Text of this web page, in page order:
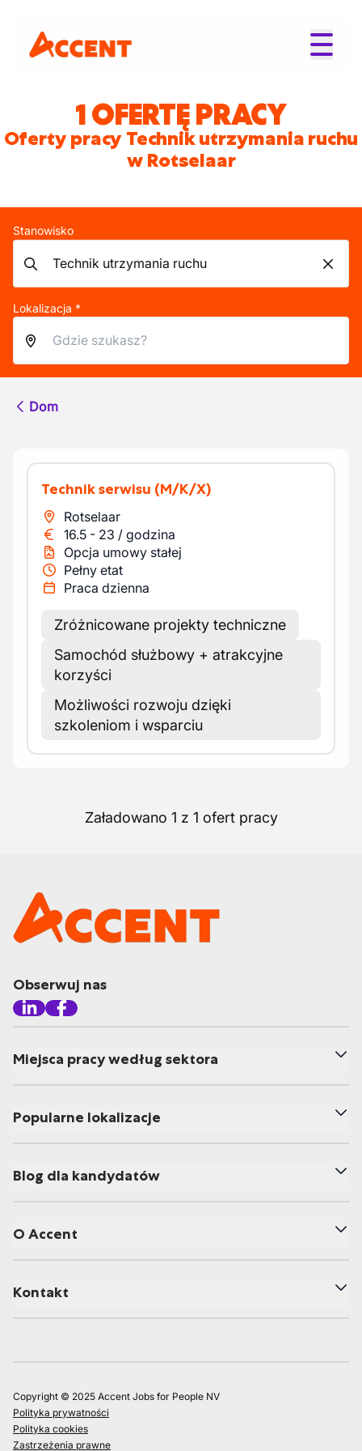
1 OFERTĘ PRACY
Oferty pracy Technik utrzymania ruchu
w Rotselaar
Stanowisko
Lokalizacja *
Dom
Technik serwisu (M/K/X)
Rotselaar
16.5 - 23 / godzina
Opcja umowy stałej
Pełny etat
Praca dzienna
Zróżnicowane projekty techniczne
Samochód służbowy + atrakcyjne
korzyści
Możliwości rozwoju dzięki
szkoleniom i wsparciu
Załadowano 1 z 1 ofert pracy
Obserwuj nas
Miejsca pracy według sektora
Popularne lokalizacje
Blog dla kandydatów
O Accent
Kontakt
Copyright © 2025 Accent Jobs for People NV
Polityka prywatności
Polityka cookies
Zastrzeżenia prawne